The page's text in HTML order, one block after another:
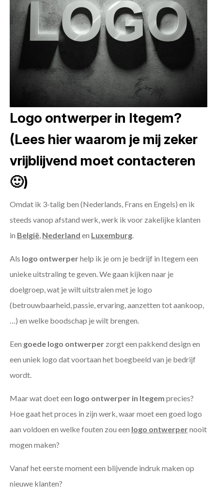
Logo ontwerper in Itegem?
(Lees hier waarom je mij zeker
vrijblijvend moet contacteren
🙂)
Omdat ik 3-talig ben (Nederlands, Frans en Engels) en ik
steeds vanop afstand werk, werk ik voor zakelijke klanten
in België, Nederland en Luxemburg.
Als logo ontwerperhelp ik je om je bedrijf in Itegem een
unieke uitstraling te geven. We gaan kijken naar je
doelgroep, wat je wilt uitstralen met je logo
(betrouwbaarheid, passie, ervaring, aanzetten tot aankoop,
…) en welke boodschap je wilt brengen.
Een goede logo ontwerper zorgt een pakkend design en
een uniek logo dat voortaan het boegbeeld van je bedrijf
wordt.
Maar wat doet een logo ontwerper in Itegem precies?
Hoe gaat het proces in zijn werk, waar moet een goed logo
aan voldoen en welke fouten zou een logo ontwerpernooit
mogen maken?
Vanaf het eerste moment een blijvende indruk maken op
nieuwe klanten?